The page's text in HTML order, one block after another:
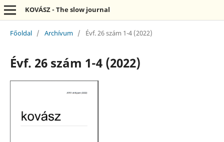
KOVÁSZ - The slow journal
Főoldal / Archívum / Évf. 26 szám 1-4 (2022)
Évf. 26 szám 1-4 (2022)